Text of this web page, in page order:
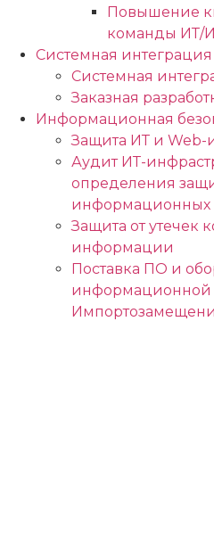
Повышение
команды ИТ/
Системная интеграция
Системная
Заказная
Информационная
Защита ИТ и Web-
Аудит ИТ-
определения
информационных
Защита от утечек
информации
Поставка ПО и
информационной